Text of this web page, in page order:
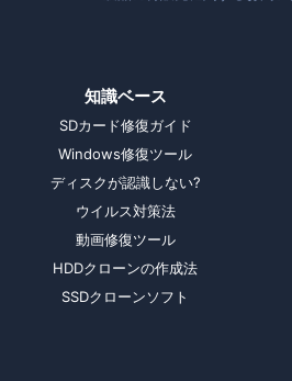
知識ベース
SDカード修復ガイド
Windows修復ツール
ディスクが認識しない?
ウイルス対策法
動画修復ツール
HDDクローンの作成法
SSDクローンソフト